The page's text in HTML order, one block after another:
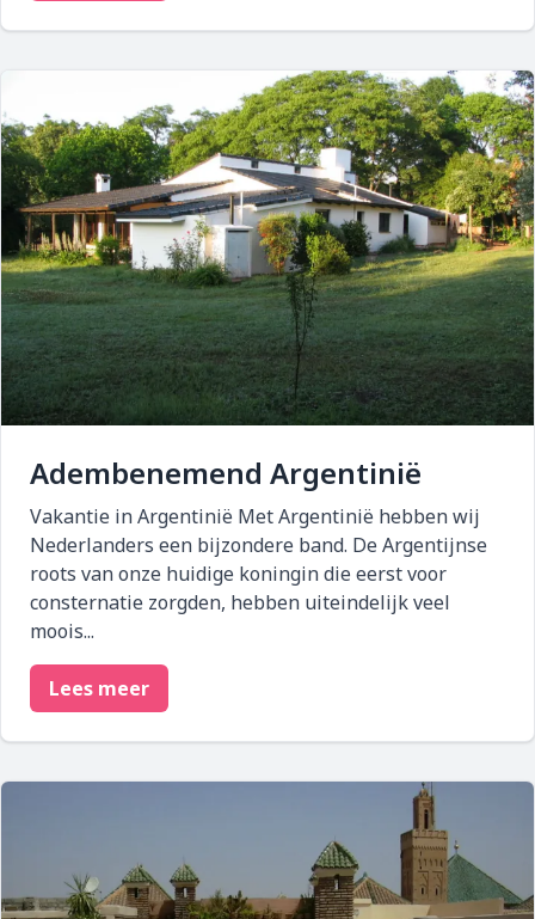
Adembenemend Argentinië
Vakantie in Argentinië Met Argentinië hebben wij
Nederlanders een bijzondere band. De Argentijnse
roots van onze huidige koningin die eerst voor
consternatie zorgden, hebben uiteindelijk veel
moois...
Lees meer